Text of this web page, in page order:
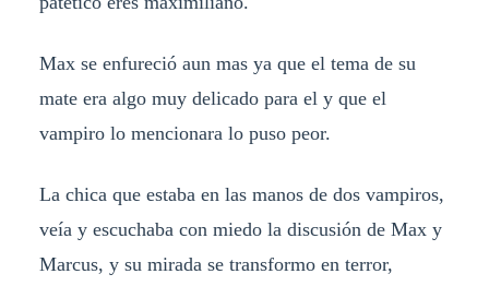
Max se enfureció aun mas ya que el tema de su
mate era algo muy delicado para el y que el
vampiro lo mencionara lo puso peor.
La chica que estaba en las manos de dos vampiros,
veía y escuchaba con miedo la discusión de Max y
Marcus, y su mirada se transformo en terror,